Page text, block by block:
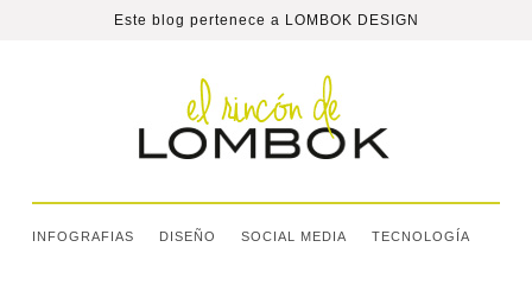
Este blog pertenece a LOMBOK DESIGN
INFOGRAFIAS DISEÑO SOCIAL MEDIA TECNOLOGÍA